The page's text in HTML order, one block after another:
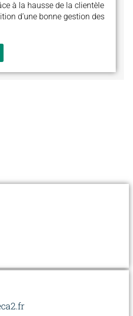
à la hausse de la clientèle
d’une bonne gestion des